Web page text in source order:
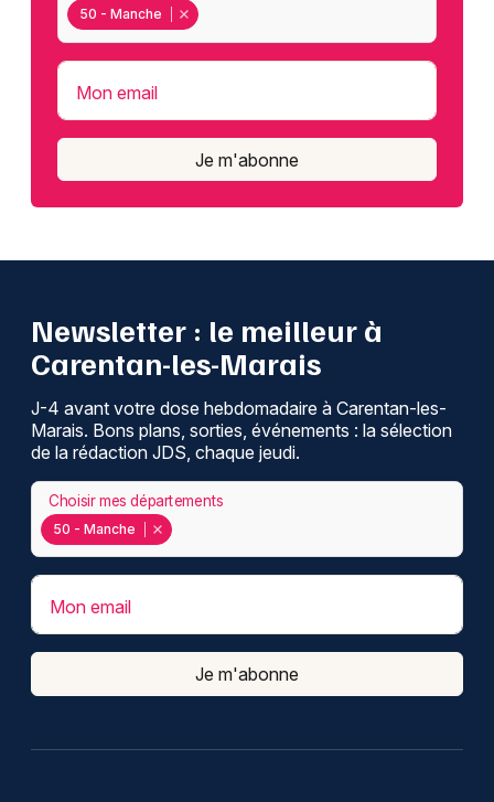
50 - Manche
Mon email
Je m'abonne
Newsletter : le meilleur à
Carentan-les-Marais
J-4 avant votre dose hebdomadaire à Carentan-les-
Marais. Bons plans, sorties, événements : la sélection
de la rédaction JDS, chaque jeudi.
50 - Manche
Choisir mes départements
Mon email
Je m'abonne